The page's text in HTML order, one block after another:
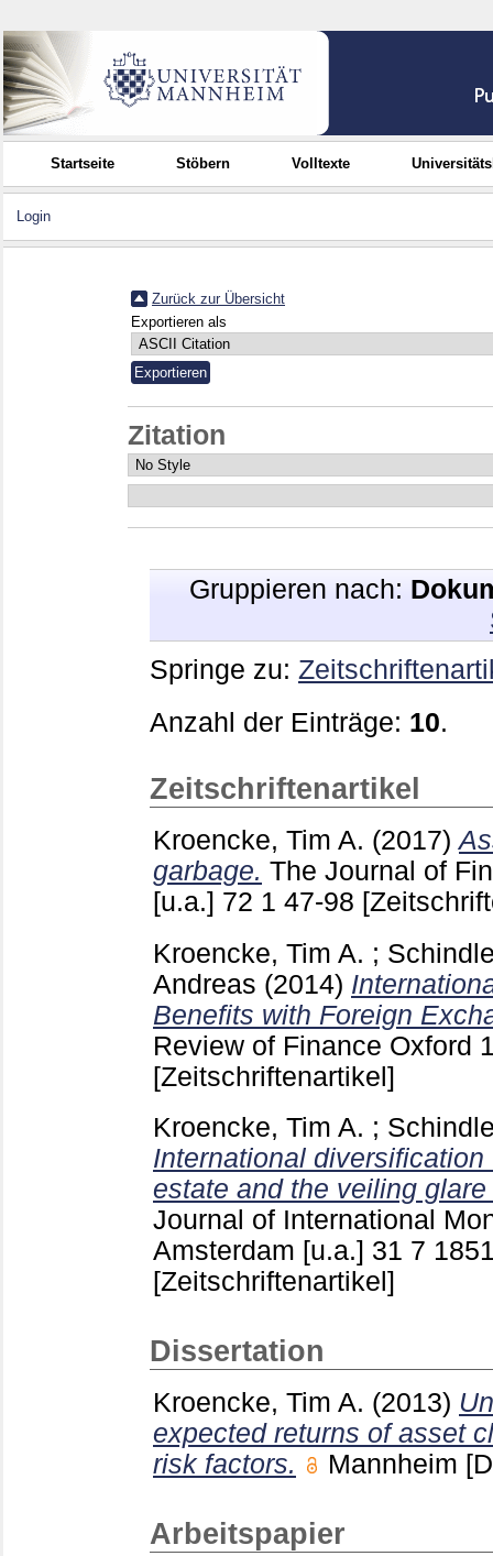
Startseite Stöbern Volltexte
Login
Zurück zur Übersicht
Exportieren als
Zitation
Gruppieren nach:
Springe zu:
Anzahl der Einträge: 10.
Zeitschriftenartikel
Kroencke, Tim A. (2017)
garbage. The Journal of
[u.a.] 72 1 47-98
Kroencke, Tim A. ;
Andreas (2014)
Benefits with Foreign
Review of Finance Oxford
[Zeitschriftenartikel]
Kroencke, Tim A. ;
International
estate and the veiling
Journal of International
Amsterdam [u.a.] 31 7
[Zeitschriftenartikel]
Dissertation
Kroencke, Tim A. (2013)
expected returns of asset
risk factors.
Mannheim
Arbeitspapier